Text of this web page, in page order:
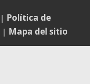
| Política de
| Mapa del sitio